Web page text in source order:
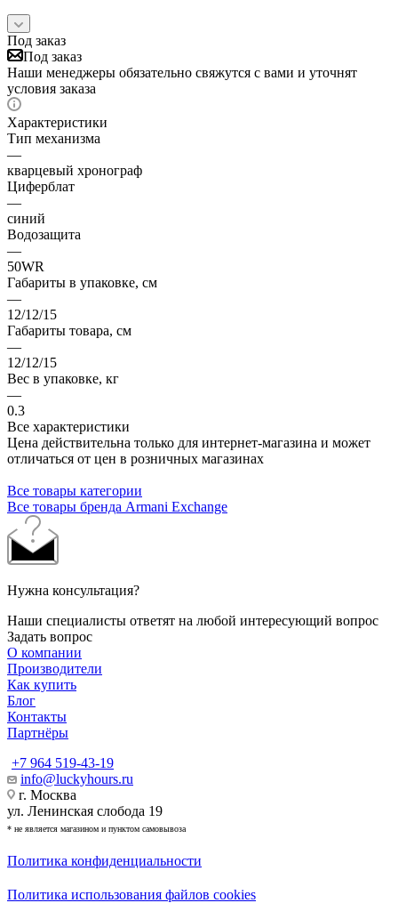
Под заказ
Под заказ
Наши менеджеры обязательно свяжутся с вами и уточнят
условия заказа
Характеристики
Тип механизма
—
кварцевый хронограф
Циферблат
—
синий
Водозащита
—
50WR
Габариты в упаковке, см
—
12/12/15
Габариты товара, см
—
12/12/15
Вес в упаковке, кг
—
0.3
Все характеристики
Цена действительна только для интернет-магазина и может
отличаться от цен в розничных магазинах
Все товары категории
Все товары бренда Armani Exchange
Нужна консультация?
Наши специалисты ответят на любой интересующий вопрос
Задать вопрос
О компании
Производители
Как купить
Блог
Контакты
Партнёры
+7 964 519-43-19
info@luckyhours.ru
г. Москва
ул. Ленинская слобода 19
* не является магазином и пунктом самовывоза
Политика конфиденциальности
Политика использования файлов cookies